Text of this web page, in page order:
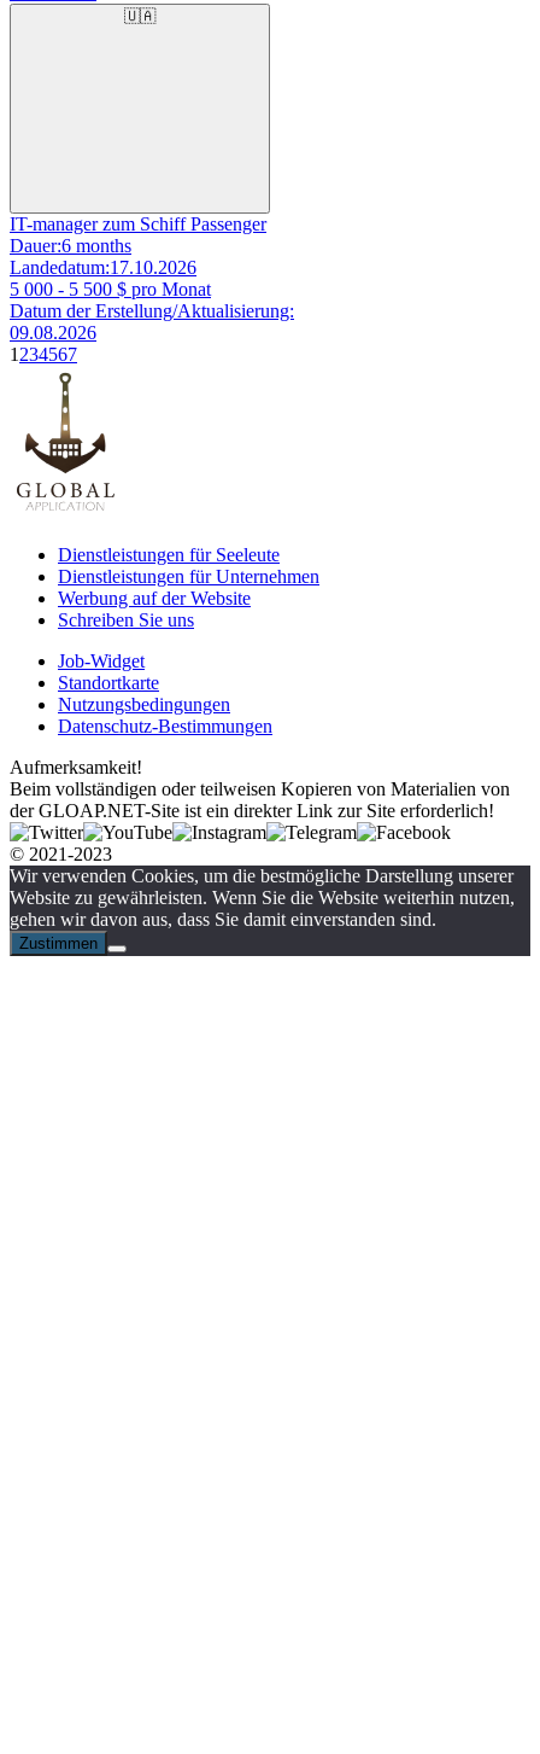
🇺🇦
IT-manager zum Schiff Passenger
Dauer:6 months
Landedatum:17.10.2026
5 000 - 5 500 $ pro Monat
Datum der Erstellung/Aktualisierung:
09.08.2026
1 234567
Dienstleistungen für Seeleute
Dienstleistungen für Unternehmen
Werbung auf der Website
Schreiben Sie uns
Job-Widget
Standortkarte
Nutzungsbedingungen
Datenschutz-Bestimmungen
Aufmerksamkeit!
Beim vollständigen oder teilweisen Kopieren von Materialien von
der GLOAP.NET-Site ist ein direkter Link zur Site erforderlich!
© 2021-2023
Wir verwenden Cookies, um die bestmögliche Darstellung unserer
Website zu gewährleisten. Wenn Sie die Website weiterhin nutzen,
gehen wir davon aus, dass Sie damit einverstanden sind.
Zustimmen